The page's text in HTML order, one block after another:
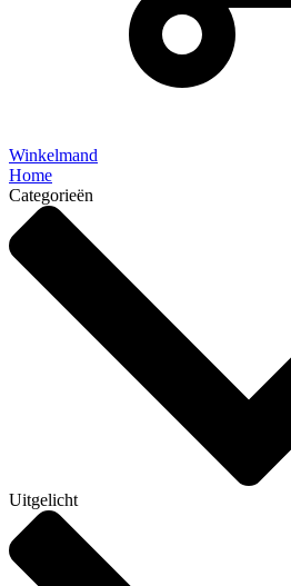
Winkelmand
Home
Categorieën
Uitgelicht